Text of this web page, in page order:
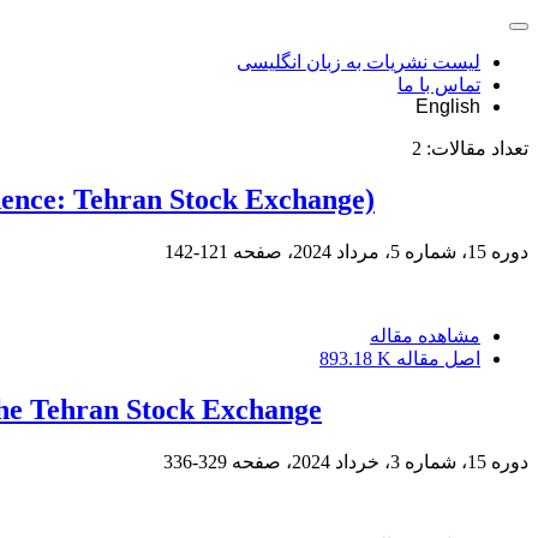
لیست نشریات به زبان انگلیسی
تماس با ما
English
تعداد مقالات: 2
Tehran Stock Exchange)
دوره 15، شماره 5، مرداد 2024، صفحه 121-142
مشاهده مقاله
اصل مقاله 893.18 K
Tehran Stock Exchange
دوره 15، شماره 3، خرداد 2024، صفحه 329-336